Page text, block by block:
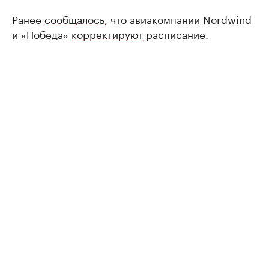
Ранее сообщалось , что авиакомпании Nordwind
и «Победа» корректируют расписание.